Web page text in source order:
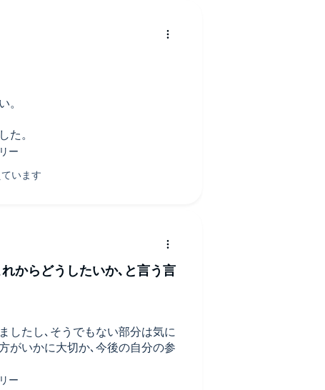
。
た。
したし､そうでもない部分は気に
がいかに大切か､今後の自分の参
からどうしたいか､と言う言